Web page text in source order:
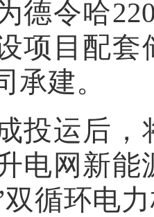
德令哈
项目配套
承建。
投运后，
电网新能
双循环电